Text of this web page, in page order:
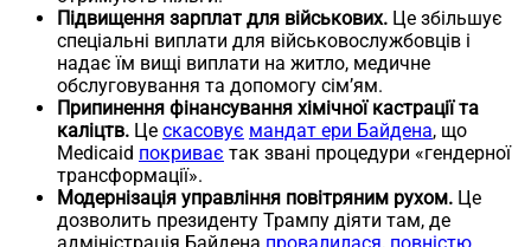
Підвищення зарплат для військових. Це збільшує
спеціальні виплати для військовослужбовців і
надає їм вищі виплати на житло, медичне
обслуговування та допомогу сім’ям.
Припинення фінансування хімічної кастрації та
каліцтв. Це скасовує мандат ери Байдена, що
Medicaid покриває так звані процедури «гендерної
трансформації».
Модернізація управління повітряним рухом. Це
дозволить президенту Трампу діяти там, де